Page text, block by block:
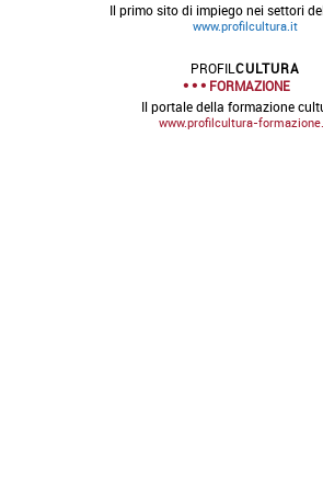
Il primo sito di impiego nei settori
www.profilcultura.it
PROFIL CULTURA
FORMAZIONE
Il portale della formazione
www.profilcultura-